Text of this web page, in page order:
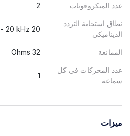
عدد الميكروفونات 2
نطاق استجابة التردد
الديناميكي
20 Hz - 20 kHz
الممانعة 32 Ohms
عدد المحركات في كل
سماعة
1
ميزات